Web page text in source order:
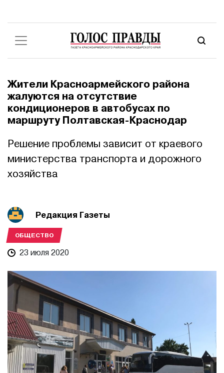
Жители Красноармейского района
жалуются на отсутствие
кондиционеров в автобусах по
маршруту Полтавская-Краснодар
Решение проблемы зависит от краевого
министерства транспорта и дорожного
хозяйства
Редакция Газеты
ОБЩЕСТВО
23 июля 2020